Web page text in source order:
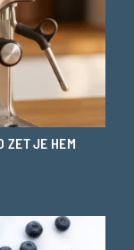
ZET JE HEM